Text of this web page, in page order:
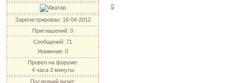
Зарегистрирован: 16-04-2012
Приглашений: 0
Сообщений: 71
Уважение: 0
Провел на форуме:
4 часа 3 минуты
Последний визит:
0